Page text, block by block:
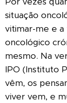
situação
vitimar-me e
oncológico
mesmo. Na
IPO (Instituto
vêm, os
viver vem, e